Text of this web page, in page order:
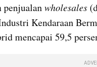
penjualan wholesales
Kendaraan
mencapai 59,5